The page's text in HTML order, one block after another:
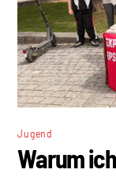
Jugend
Warum